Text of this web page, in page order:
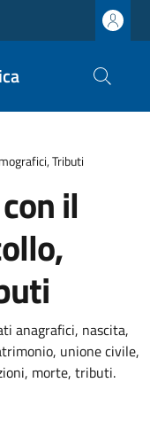
Tributi
il
anagrafici, nascita,
unione civile,
morte, tributi.